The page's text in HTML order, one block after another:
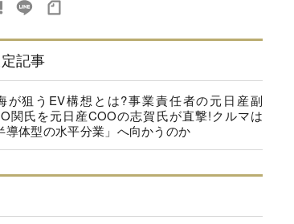
記事
が狙うEV構想とは?事業責任者の元日産副
関氏を元日産COOの志賀氏が直撃!クルマは
導体型の水平分業」へ向かうのか